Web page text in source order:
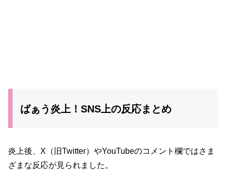
ばぁう炎上！SNS上の反応まとめ
炎上後、X（旧Twitter）やYouTubeのコメント欄ではさま
ざまな反応が見られました。